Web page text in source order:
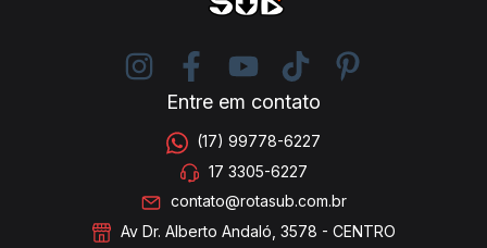
Entre em contato
(17) 99778-6227
17 3305-6227
contato@rotasub.com.br
Av Dr. Alberto Andaló, 3578 - CENTRO